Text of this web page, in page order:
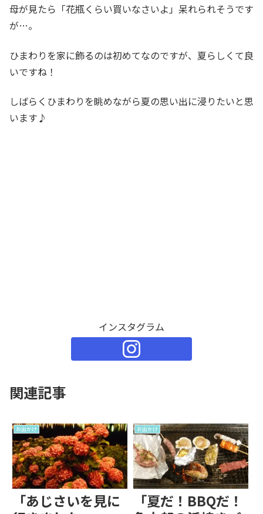
母が見たら「花瓶くらい買いなさいよ」呆れられそうです
が…。
ひまわりを家に飾るのは初めてなのですが、夏らしくて良
いですね！
しばらくひまわりを眺めながら夏の思い出に浸りたいと思
います♪
インスタグラム
関連記事
お出かけ
「あじさいを見に
お出かけ
「夏だ！BBQだ！